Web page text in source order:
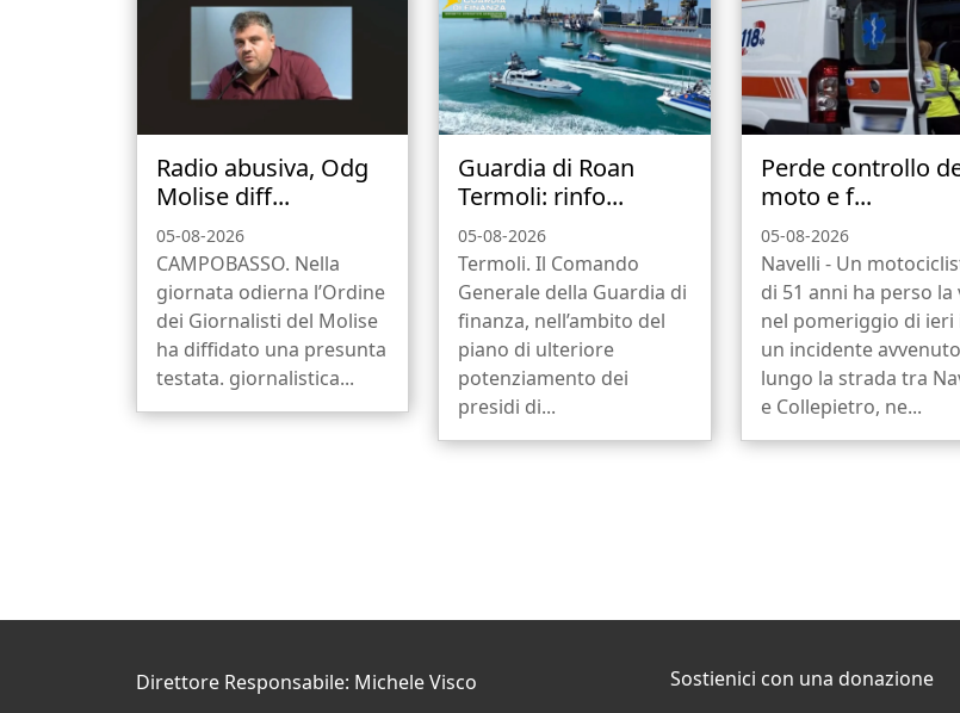
Radio abusiva, Odg
Molise diff...
05-08-2026
CAMPOBASSO. Nella
giornata odierna l’Ordine
dei Giornalisti del Molise
ha diffidato una presunta
testata. giornalistica...
Guardia di Roan
Termoli: rinfo...
05-08-2026
Termoli. Il Comando
Generale della Guardia di
finanza, nell’ambito del
piano di ulteriore
potenziamento dei
presidi di...
Perde controllo
moto e f...
05-08-2026
Navelli - Un
di 51 anni ha perso la
nel pomeriggio di ieri
un incidente avvenuto
lungo la strada tra
e Collepietro, ne...
Direttore Responsabile: Michele Visco Sostienici con una donazione